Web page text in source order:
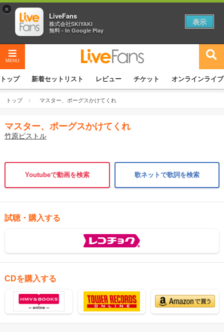
MENU
トップ 新着セットリスト レビュー チケット オンラインライブ
トップ マスター、ポーグスかけてくれ
マスター、ポーグスかけてくれ
竹原ピストル
Youtubeで動画を検索 歌ネットで歌詞を検索
試聴・購入する
CDを購入する
×
LiveFans
株式会社SKIYAKI
無料 - In Google Play
表示